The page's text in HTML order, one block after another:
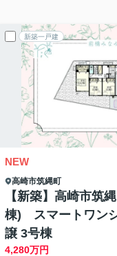
新築一戸建
NEW
高崎市筑縄町
【新築】高崎市筑
棟) スマートワン
譲 3号棟
4,280万円